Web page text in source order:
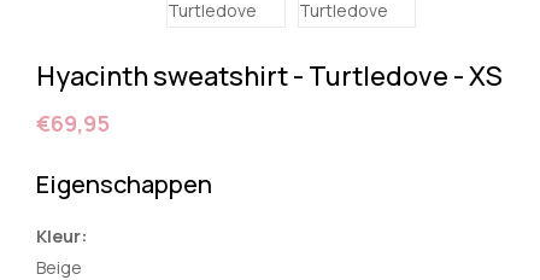
Hyacinth sweatshirt - Turtledove - XS
€69,95
Eigenschappen
Kleur:
Beige